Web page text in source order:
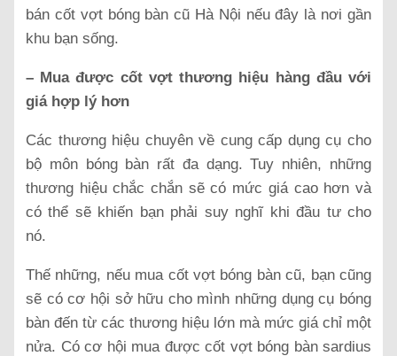
bán cốt vợt bóng bàn cũ Hà Nội nếu đây là nơi gần
khu bạn sống.
– Mua được cốt vợt thương hiệu hàng đầu với
giá hợp lý hơn
Các thương hiệu chuyên về cung cấp dụng cụ cho
bộ môn bóng bàn rất đa dạng. Tuy nhiên, những
thương hiệu chắc chắn sẽ có mức giá cao hơn và
có thể sẽ khiến bạn phải suy nghĩ khi đầu tư cho
nó.
Thế những, nếu mua cốt vợt bóng bàn cũ, bạn cũng
sẽ có cơ hội sở hữu cho mình những dụng cụ bóng
bàn đến từ các thương hiệu lớn mà mức giá chỉ một
nửa. Có cơ hội mua được cốt vợt bóng bàn sardius